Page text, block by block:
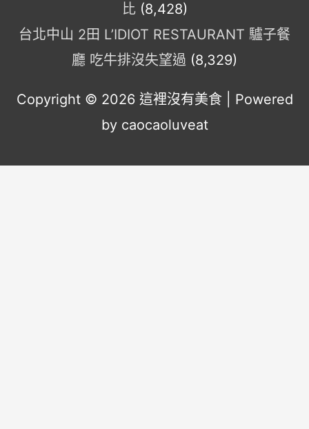
比 (8,428)
台北中山 2田 L’IDIOT RESTAURANT 驢子餐
廳 吃牛排沒失望過 (8,329)
Copyright © 2026 這裡沒有美食 | Powered
by caocaoluveat